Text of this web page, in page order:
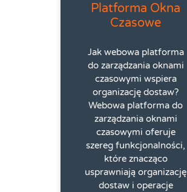
Platforma Okna
Czasowe
Jak webowa platforma
do zarządzania oknami
czasowymi wspiera
organizację dostaw?
Webowa platforma do
zarządzania oknami
czasowymi oferuje
szereg funkcjonalności,
które znacząco
usprawniają organizację
dostaw i operacje